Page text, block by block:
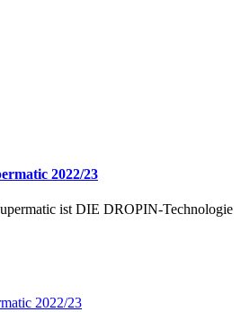
2022/23
ist DIE DROPIN-Technologie
2022/23